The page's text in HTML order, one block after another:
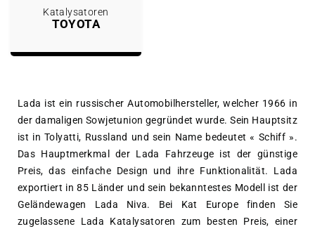
Katalysatoren
TOYOTA
Lada ist ein russischer Automobilhersteller, welcher 1966 in
der damaligen Sowjetunion gegründet wurde. Sein Hauptsitz
ist in Tolyatti, Russland und sein Name bedeutet « Schiff ».
Das Hauptmerkmal der Lada Fahrzeuge ist der günstige
Preis, das einfache Design und ihre Funktionalität. Lada
exportiert in 85 Länder und sein bekanntestes Modell ist der
Geländewagen Lada Niva. Bei Kat Europe finden Sie
zugelassene Lada Katalysatoren zum besten Preis, einer